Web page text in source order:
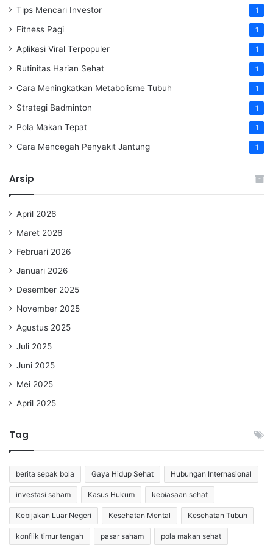
Tips Mencari Investor 1
Fitness Pagi 1
Aplikasi Viral Terpopuler 1
Rutinitas Harian Sehat 1
Cara Meningkatkan Metabolisme Tubuh 1
Strategi Badminton 1
Pola Makan Tepat 1
Cara Mencegah Penyakit Jantung 1
Arsip
April 2026
Maret 2026
Februari 2026
Januari 2026
Desember 2025
November 2025
Agustus 2025
Juli 2025
Juni 2025
Mei 2025
April 2025
Tag
berita sepak bola Gaya Hidup Sehat Hubungan Internasional
investasi saham Kasus Hukum kebiasaan sehat
Kebijakan Luar Negeri Kesehatan Mental Kesehatan Tubuh
konflik timur tengah pasar saham pola makan sehat